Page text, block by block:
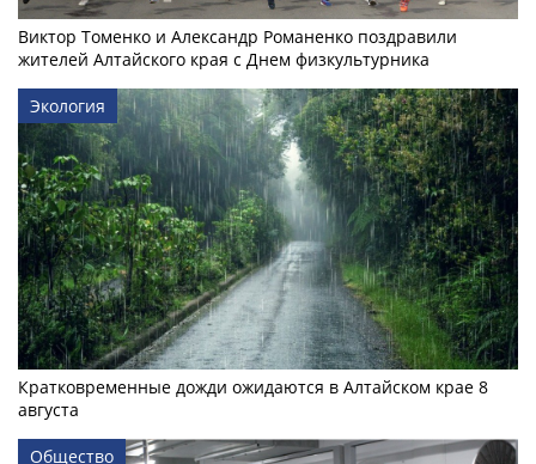
Виктор Томенко и Александр Романенко поздравили
жителей Алтайского края с Днем физкультурника
Экология
Кратковременные дожди ожидаются в Алтайском крае 8
августа
Общество